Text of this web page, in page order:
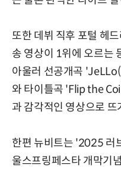
또한 데뷔 직후 포털 헤
송 영상이 1위에 오르는
아울러 선공개곡
와 타이틀곡 'Flip the
과 감각적인 영상으로
한편 뉴비트는 '2025 러
울스프링페스타 개막기